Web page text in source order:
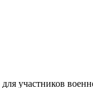
участников